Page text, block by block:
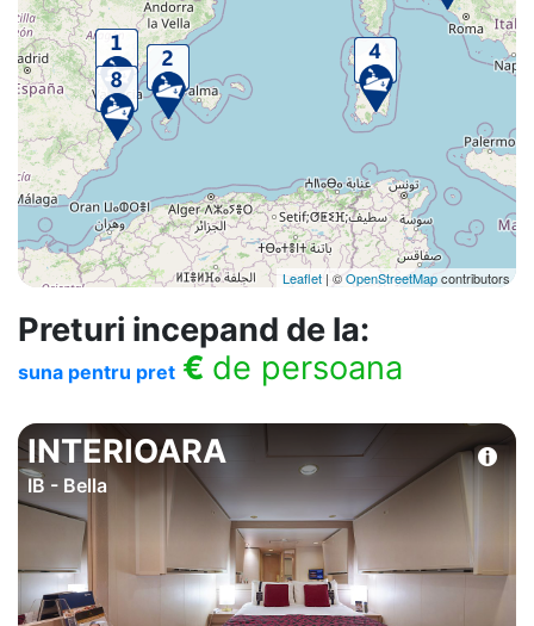
Leaflet | ©OpenStreetMapcontributors
Preturi incepand de la:
suna pentru pret € de persoana
INTERIOARA
IB - Bella